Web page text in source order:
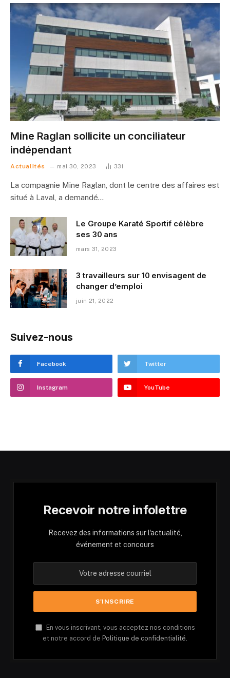
Mine Raglan sollicite un conciliateur
indépendant
Actualités mai 30, 2023 331
La compagnie Mine Raglan, dont le centre des affaires est
situé à Laval, a demandé…
Le Groupe Karaté Sportif célèbre
ses 30 ans
mars 31, 2023
3 travailleurs sur 10 envisagent de
changer d’emploi
juin 21, 2022
Suivez-nous
Facebook Twitter
Instagram YouTube
Recevoir notre infolettre
Recevez des informations sur l'actualité,
événement et concours
En vous inscrivant, vous acceptez nos conditions
et notre accord de Politique de confidentialité.